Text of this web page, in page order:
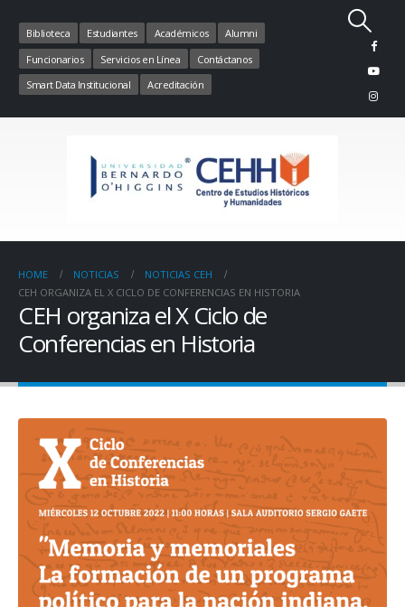
Biblioteca Estudiantes Académicos
Alumni
Funcionarios
Servicios en Línea
Contáctanos
Smart Data Institucional
Acreditación
HOME NOTICIAS
NOTICIAS CEH
CEH ORGANIZA EL X CICLO DE CONFERENCIAS EN HISTORIA
CEH organiza el X Ciclo de
Conferencias en Historia